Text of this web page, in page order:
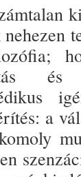
nehezen
és
a